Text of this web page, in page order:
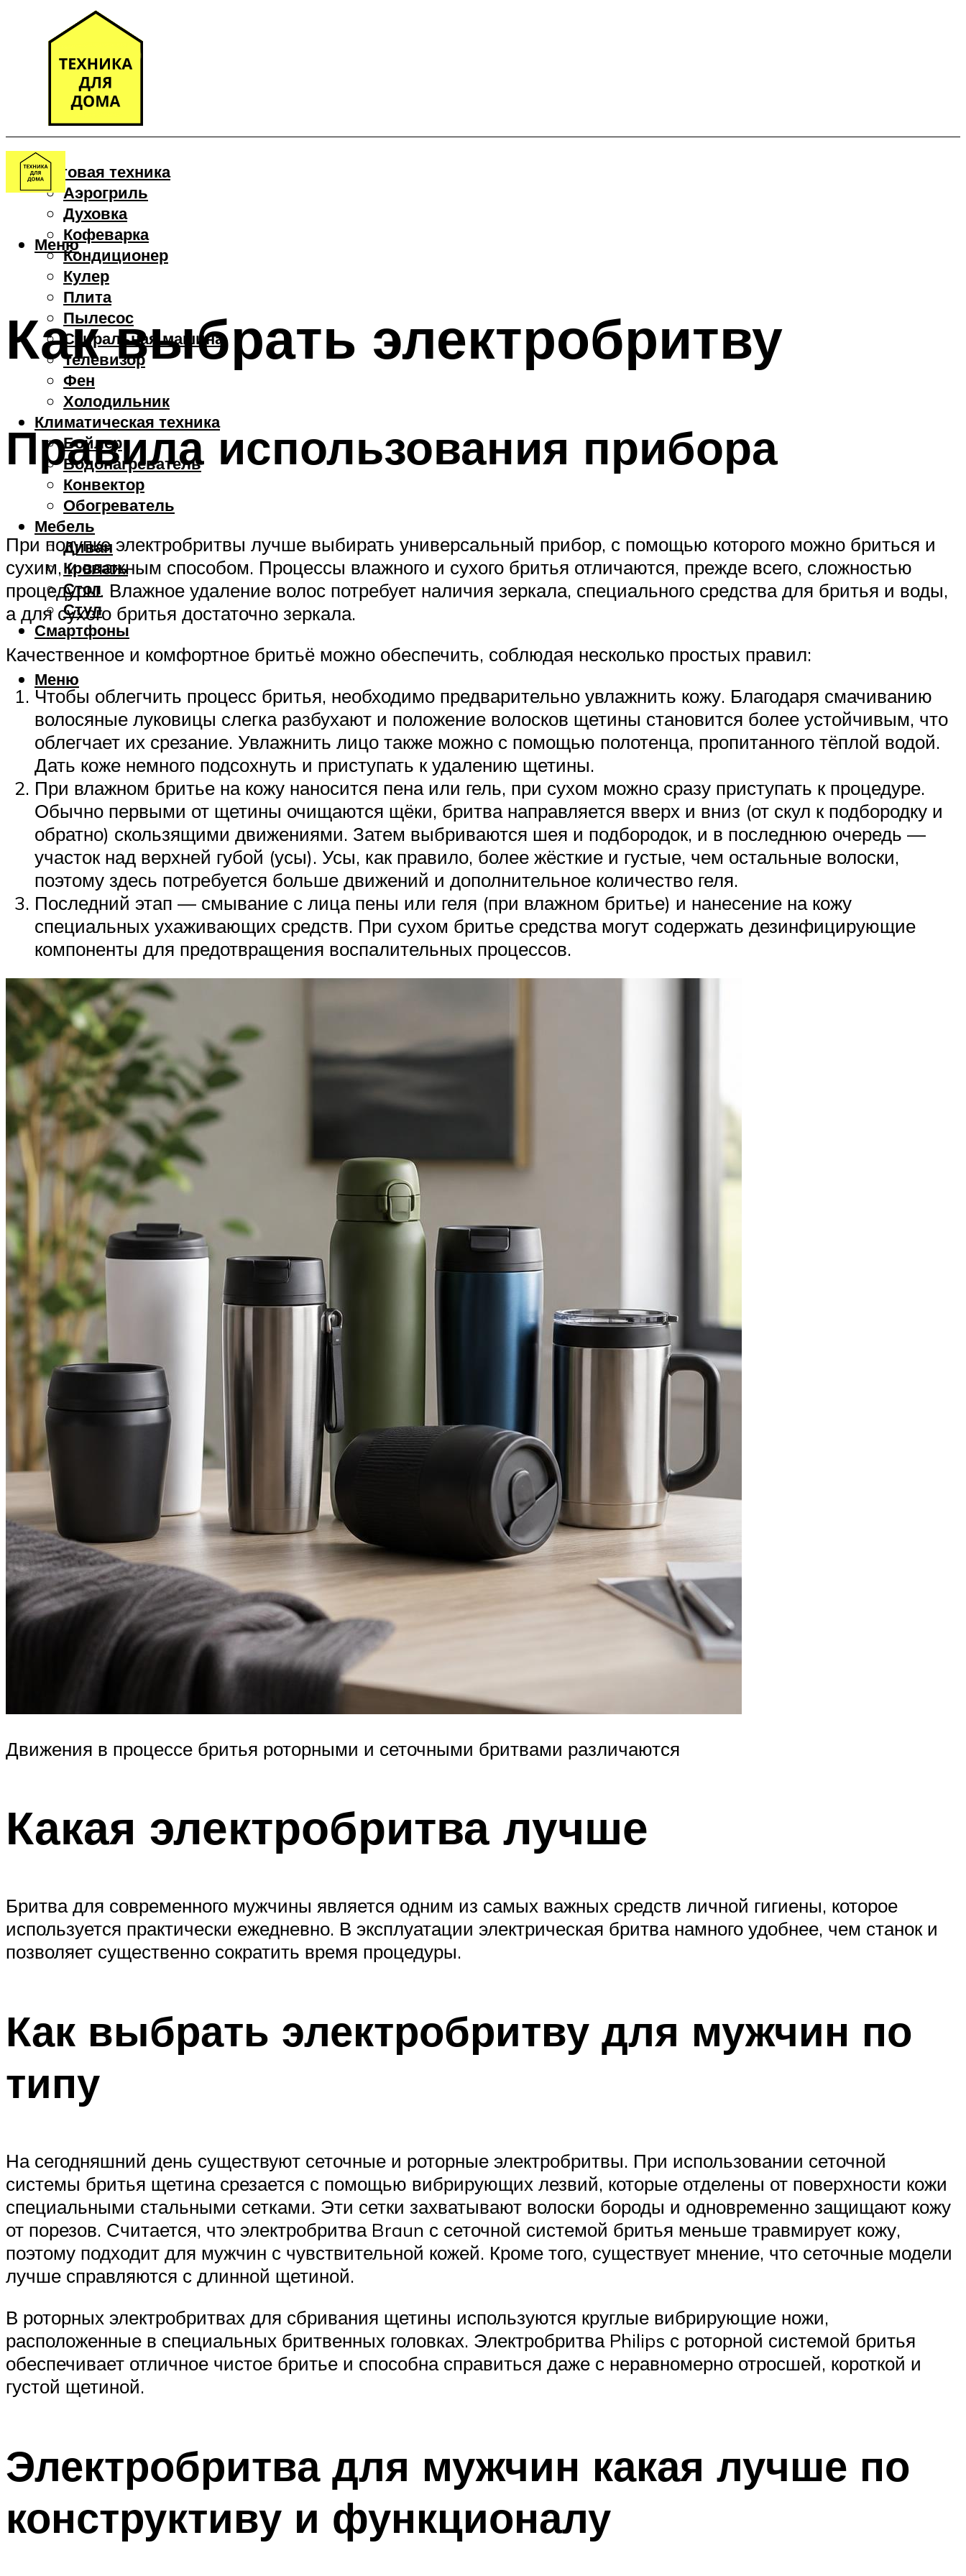
Бытовая техника
Аэрогриль
Духовка
Кофеварка
Кондиционер
Кулер
Плита
Пылесос
Стиральная машина
Телевизор
Фен
Холодильник
Климатическая техника
Бойлер
Водонагреватель
Конвектор
Обогреватель
Мебель
Диван
Кровать
Стол
Стул
Смартфоны
Меню
Меню
Как выбрать электробритву
Правила использования прибора
При покупке электробритвы лучше выбирать универсальный прибор, с помощью которого можно бриться и
сухим, и влажным способом. Процессы влажного и сухого бритья отличаются, прежде всего, сложностью
процедуры. Влажное удаление волос потребует наличия зеркала, специального средства для бритья и воды,
а для сухого бритья достаточно зеркала.
Качественное и комфортное бритьё можно обеспечить, соблюдая несколько простых правил:
Чтобы облегчить процесс бритья, необходимо предварительно увлажнить кожу. Благодаря смачиванию
волосяные луковицы слегка разбухают и положение волосков щетины становится более устойчивым, что
облегчает их срезание. Увлажнить лицо также можно с помощью полотенца, пропитанного тёплой водой.
Дать коже немного подсохнуть и приступать к удалению щетины.
При влажном бритье на кожу наносится пена или гель, при сухом можно сразу приступать к процедуре.
Обычно первыми от щетины очищаются щёки, бритва направляется вверх и вниз (от скул к подбородку и
обратно) скользящими движениями. Затем выбриваются шея и подбородок, и в последнюю очередь —
участок над верхней губой (усы). Усы, как правило, более жёсткие и густые, чем остальные волоски,
поэтому здесь потребуется больше движений и дополнительное количество геля.
Последний этап — смывание с лица пены или геля (при влажном бритье) и нанесение на кожу
специальных ухаживающих средств. При сухом бритье средства могут содержать дезинфицирующие
компоненты для предотвращения воспалительных процессов.
Движения в процессе бритья роторными и сеточными бритвами различаются
Какая электробритва лучше
Бритва для современного мужчины является одним из самых важных средств личной гигиены, которое
используется практически ежедневно. В эксплуатации электрическая бритва намного удобнее, чем станок и
позволяет существенно сократить время процедуры.
Как выбрать электробритву для мужчин по
типу
На сегодняшний день существуют сеточные и роторные электробритвы. При использовании сеточной
системы бритья щетина срезается с помощью вибрирующих лезвий, которые отделены от поверхности кожи
специальными стальными сетками. Эти сетки захватывают волоски бороды и одновременно защищают кожу
от порезов. Считается, что электробритва Braun с сеточной системой бритья меньше травмирует кожу,
поэтому подходит для мужчин с чувствительной кожей. Кроме того, существует мнение, что сеточные модели
лучше справляются с длинной щетиной.
В роторных электробритвах для сбривания щетины используются круглые вибрирующие ножи,
расположенные в специальных бритвенных головках. Электробритва Philips с роторной системой бритья
обеспечивает отличное чистое бритье и способна справиться даже с неравномерно отросшей, короткой и
густой щетиной.
Электробритва для мужчин какая лучше по
конструктиву и функционалу